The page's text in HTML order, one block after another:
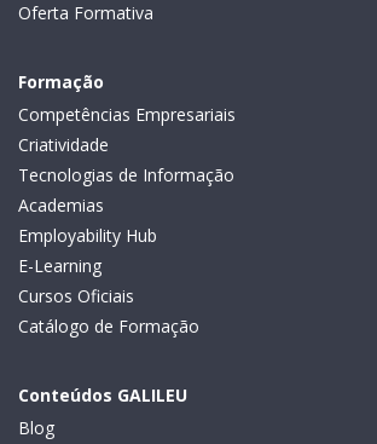
Oferta Formativa
Formação
Competências Empresariais
Criatividade
Tecnologias de Informação
Academias
Employability Hub
E-Learning
Cursos Oficiais
Catálogo de Formação
Conteúdos GALILEU
Blog